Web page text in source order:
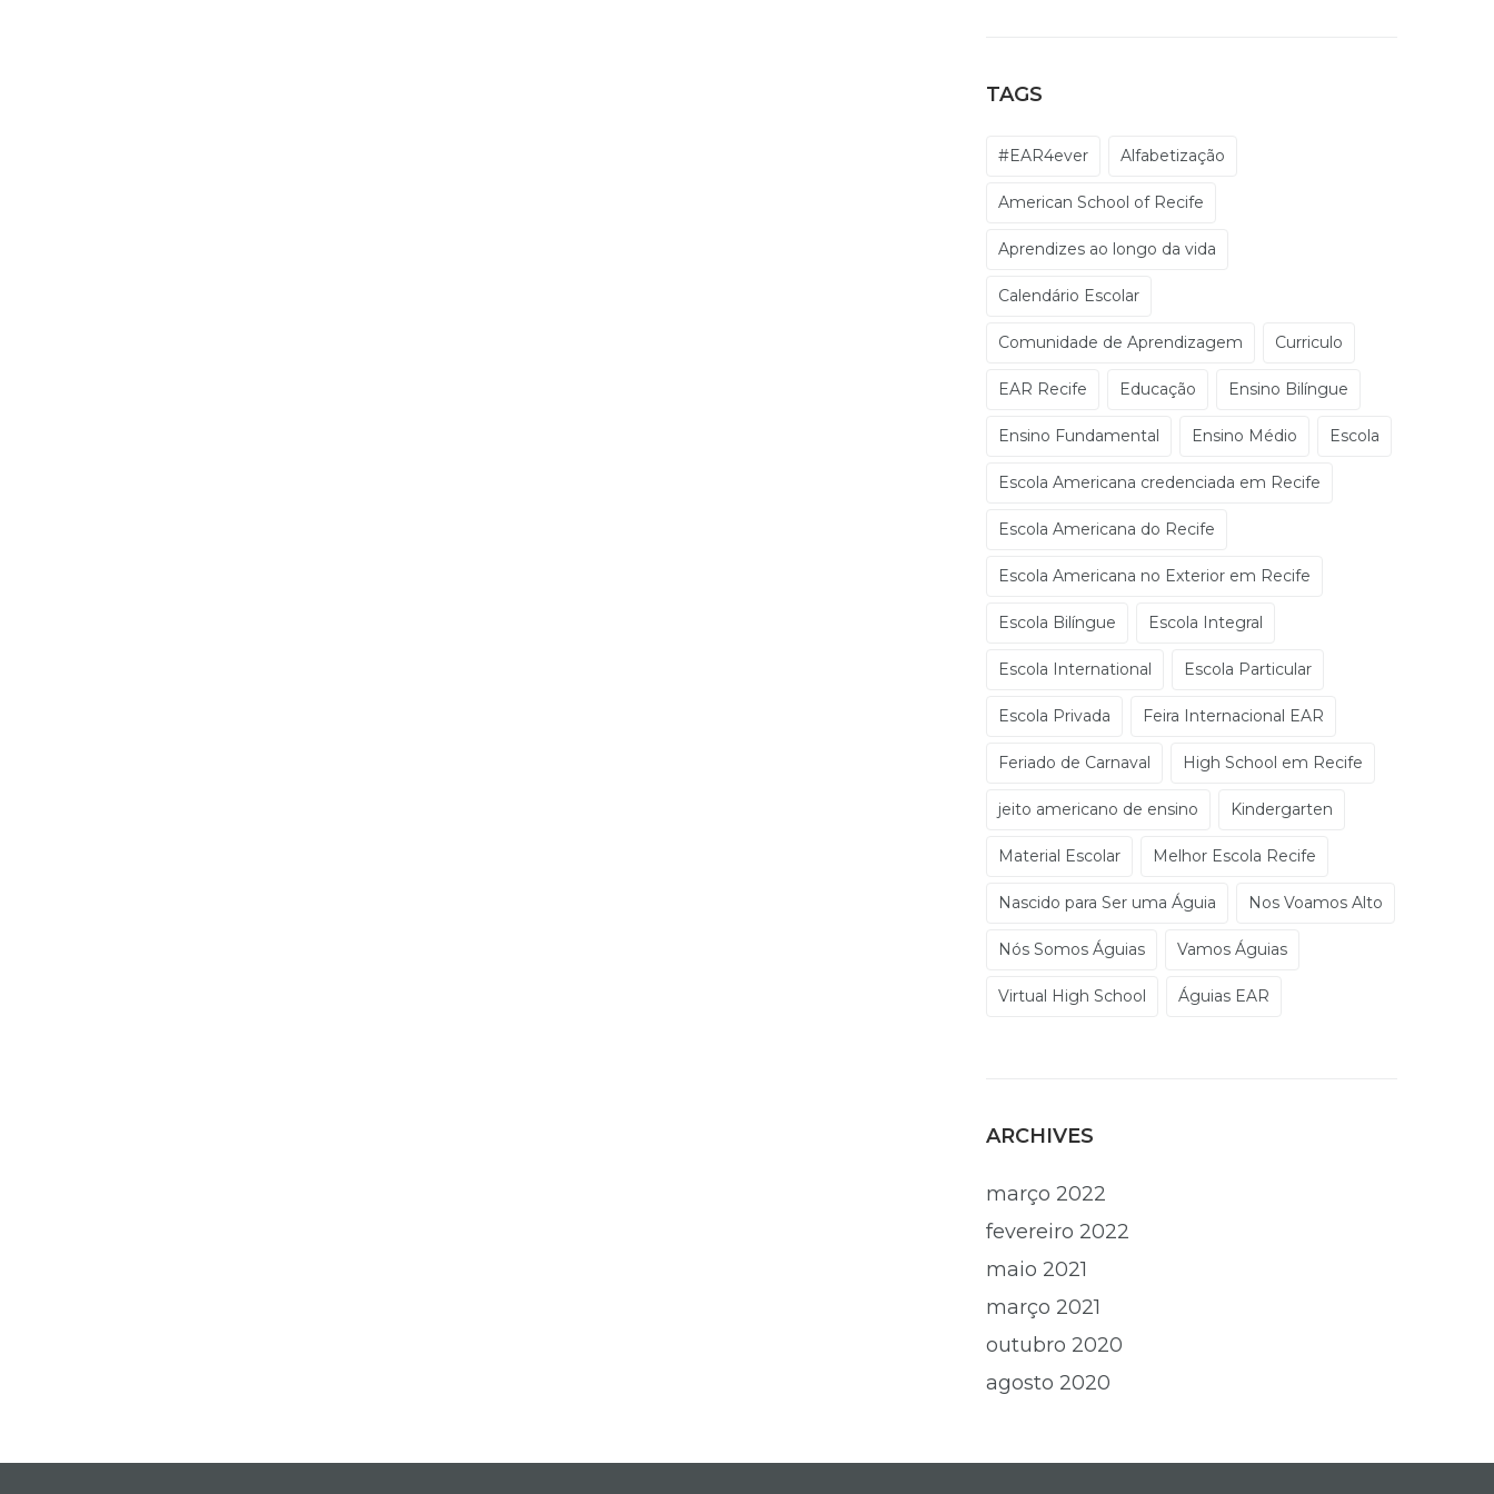
TAGS
#EAR4ever Alfabetização
American School of Recife
Aprendizes ao longo da vida
Calendário Escolar
Comunidade de Aprendizagem Curriculo
EAR Recife Educação Ensino Bilíngue
Ensino Fundamental Ensino Médio Escola
Escola Americana credenciada em Recife
Escola Americana do Recife
Escola Americana no Exterior em Recife
Escola Bilíngue Escola Integral
Escola International Escola Particular
Escola Privada Feira Internacional EAR
Feriado de Carnaval High School em Recife
jeito americano de ensino Kindergarten
Material Escolar Melhor Escola Recife
Nascido para Ser uma Águia Nos Voamos Alto
Nós Somos Águias Vamos Águias
Virtual High School Águias EAR
ARCHIVES
março 2022
fevereiro 2022
maio 2021
março 2021
outubro 2020
agosto 2020